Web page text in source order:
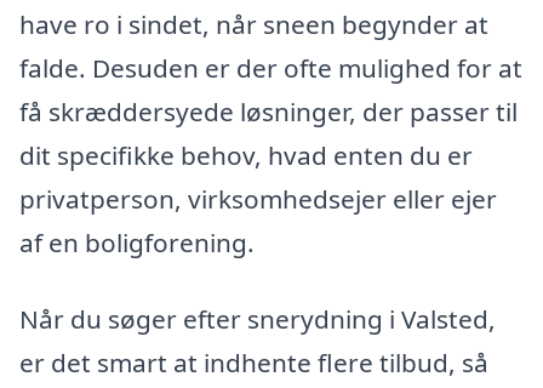
have ro i sindet, når sneen begynder at
falde. Desuden er der ofte mulighed for at
få skræddersyede løsninger, der passer til
dit specifikke behov, hvad enten du er
privatperson, virksomhedsejer eller ejer
af en boligforening.
Når du søger efter snerydning i Valsted,
er det smart at indhente flere tilbud, så